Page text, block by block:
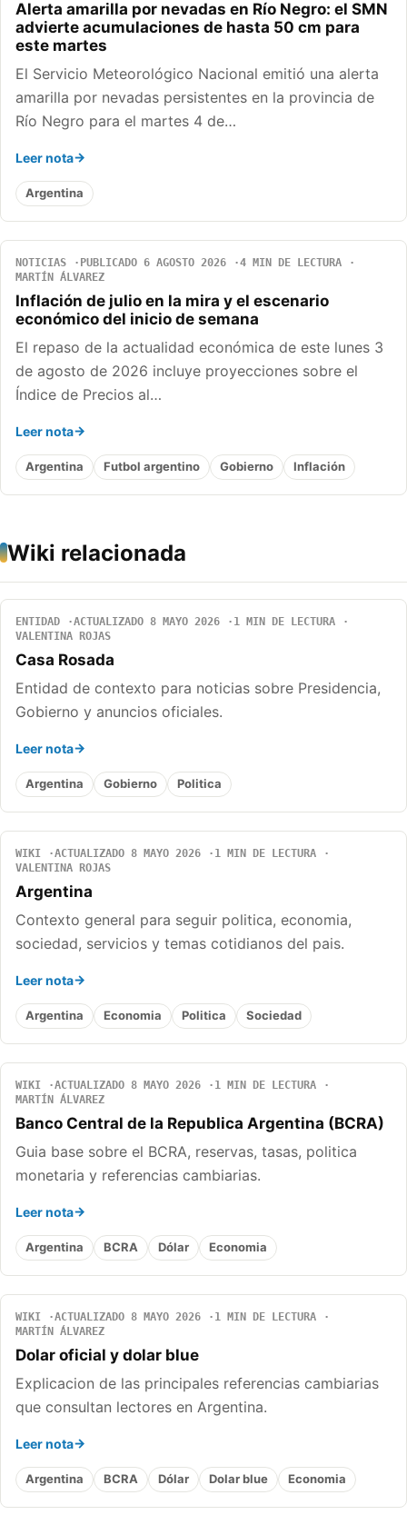
Alerta amarilla por nevadas en Río Negro: el SMN
advierte acumulaciones de hasta 50 cm para
este martes
El Servicio Meteorológico Nacional emitió una alerta
amarilla por nevadas persistentes en la provincia de
Río Negro para el martes 4 de…
Leer nota
Argentina
NOTICIAS PUBLICADO 6 AGOSTO 2026
4 MIN DE LECTURA
MARTÍN ÁLVAREZ
Inflación de julio en la mira y el escenario
económico del inicio de semana
El repaso de la actualidad económica de este lunes 3
de agosto de 2026 incluye proyecciones sobre el
Índice de Precios al…
Leer nota
Argentina Futbol argentino Gobierno Inflación
Wiki relacionada
ENTIDAD ACTUALIZADO 8 MAYO 2026
1 MIN DE LECTURA
VALENTINA ROJAS
Casa Rosada
Entidad de contexto para noticias sobre Presidencia,
Gobierno y anuncios oficiales.
Leer nota
Argentina Gobierno Politica
WIKI ACTUALIZADO 8 MAYO 2026
1 MIN DE LECTURA
VALENTINA ROJAS
Argentina
Contexto general para seguir politica, economia,
sociedad, servicios y temas cotidianos del pais.
Leer nota
Argentina Economia Politica Sociedad
WIKI ACTUALIZADO 8 MAYO 2026
1 MIN DE LECTURA
MARTÍN ÁLVAREZ
Banco Central de la Republica Argentina (BCRA)
Guia base sobre el BCRA, reservas, tasas, politica
monetaria y referencias cambiarias.
Leer nota
Argentina BCRA Dólar Economia
WIKI ACTUALIZADO 8 MAYO 2026
1 MIN DE LECTURA
MARTÍN ÁLVAREZ
Dolar oficial y dolar blue
Explicacion de las principales referencias cambiarias
que consultan lectores en Argentina.
Leer nota
Argentina BCRA Dólar Dolar blue Economia